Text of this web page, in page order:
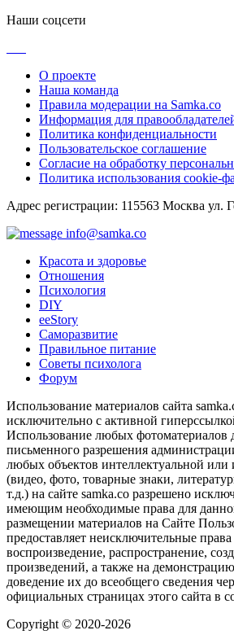
Наши соцсети
О проекте
Наша команда
Правила модерации на Samka.co
Информация для
Политика конфиденциальности
Пользовательское соглашение
Согласие на обработку
Политика использования cookie-
Адрес регистрации: 115563 Москва ул.
info@samka.co
Красота и здоровье
Отношения
Психология
DIY
ееStory
Саморазвитие
Правильное питание
Советы психолога
Форум
Использование материалов сайта
исключительно с активной
Использование любых фотоматериалов
письменного разрешения
любых объектов интеллектуальной или
(видео, фото, товарные знаки,
т.д.) на сайте samka.co разрешено
имеющим необходимые права для
размещении материалов на Сайте
предоставляет неисключительные
воспроизведение, распространение,
произведений, а также на
доведение их до всеобщего сведения
официальных страницах этого сайта в
Copyright © 2020-2026